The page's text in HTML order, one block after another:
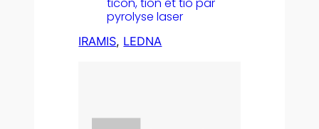
pyrolyse laser
IRAMIS, LEDNA